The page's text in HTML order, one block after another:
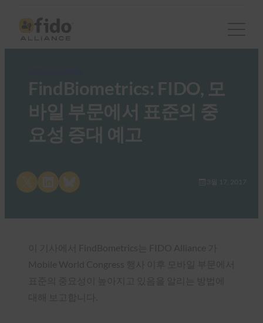
FindBiometrics: FIDO, 모
바일 부문에서 표준의 중
요성 증대 예고
Share on LinkedInShare on Bluesky 3월 17, 2017